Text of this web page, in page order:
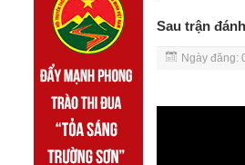
Sau trận
Ngày đăng: